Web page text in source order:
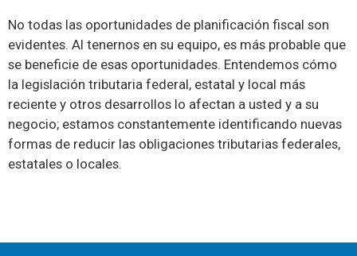
No todas las oportunidades de planificación fiscal son
evidentes. Al tenernos en su equipo, es más probable que
se beneficie de esas oportunidades. Entendemos cómo
la legislación tributaria federal, estatal y local más
reciente y otros desarrollos lo afectan a usted y a su
negocio; estamos constantemente identificando nuevas
formas de reducir las obligaciones tributarias federales,
estatales o locales.